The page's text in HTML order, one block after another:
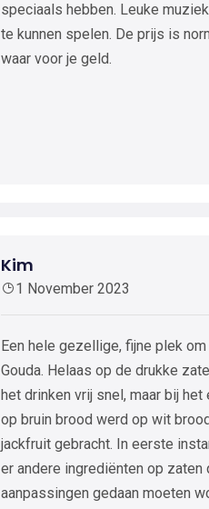
speciaals hebben. Leuke
te kunnen spelen. De prijs is
waar voor je geld.
Kim
1 November 2023
Een hele gezellige, fijne plek
Gouda. Helaas op de drukke
het drinken vrij snel, maar bij
op bruin brood werd op wit
jackfruit gebracht. In eerste
er andere ingrediënten op
aanpassingen gedaan moeten